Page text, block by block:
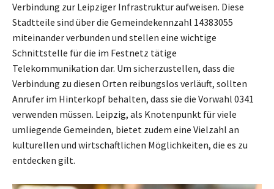
Verbindung zur Leipziger Infrastruktur aufweisen. Diese
Stadtteile sind über die Gemeindekennzahl 14383055
miteinander verbunden und stellen eine wichtige
Schnittstelle für die im Festnetz tätige
Telekommunikation dar. Um sicherzustellen, dass die
Verbindung zu diesen Orten reibungslos verläuft, sollten
Anrufer im Hinterkopf behalten, dass sie die Vorwahl 0341
verwenden müssen. Leipzig, als Knotenpunkt für viele
umliegende Gemeinden, bietet zudem eine Vielzahl an
kulturellen und wirtschaftlichen Möglichkeiten, die es zu
entdecken gilt.